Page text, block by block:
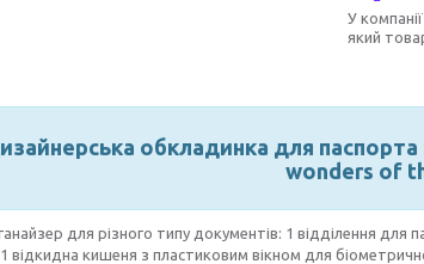
У
який
обкладинка для
wonders of
для різного типу документів: 1 відділення для
відкидна кишеня з пластиковим вікном для